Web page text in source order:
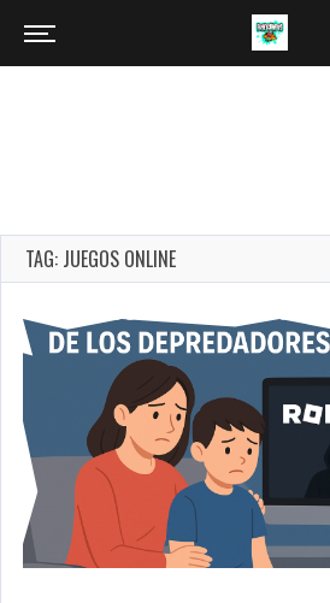
TAG: JUEGOS ONLINE